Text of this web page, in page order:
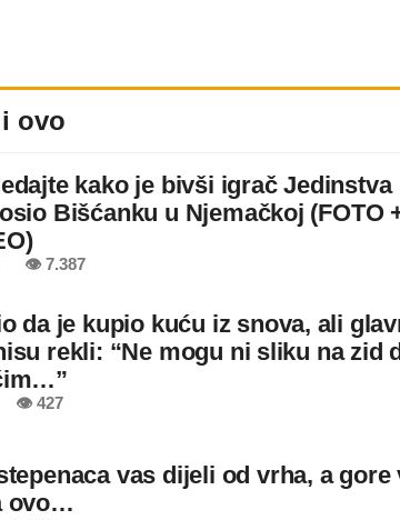
ovo
kako je bivši igrač Jedinstva
Bišćanku u Njemačkoj (FOTO
👁 7.387
da je kupio kuću iz snova, ali
rekli: “Ne mogu ni sliku na zid
👁 427
vas dijeli od vrha, a gore
ovo…